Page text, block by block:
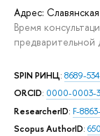
Адрес:
Время
SPIN РИНЦ: 8689-
ORCID: 0000-0003-
ResearcherID: F-
Scopus AuthorID: